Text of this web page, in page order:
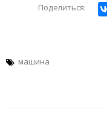
Поделиться:
машина